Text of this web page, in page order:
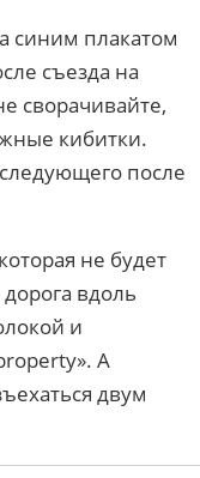
синим плакатом
съезда на
сворачивайте,
кибитки.
после
не будет
вдоль
и
А
двум